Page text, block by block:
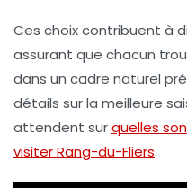
Ces choix contribuent à
assurant que chacun
dans un cadre naturel
détails sur la meilleure
attendent surquelles
visiter Rang-du-Fliers.